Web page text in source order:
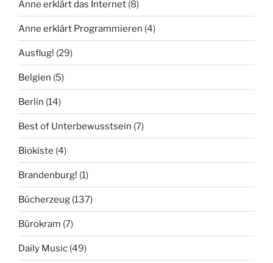
Anne erklärt das Internet (8)
Anne erklärt Programmieren (4)
Ausflug! (29)
Belgien (5)
Berlin (14)
Best of Unterbewusstsein (7)
Biokiste (4)
Brandenburg! (1)
Bücherzeug (137)
Bürokram (7)
Daily Music (49)